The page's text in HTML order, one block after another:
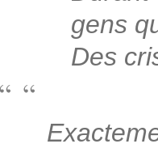
gens
Des